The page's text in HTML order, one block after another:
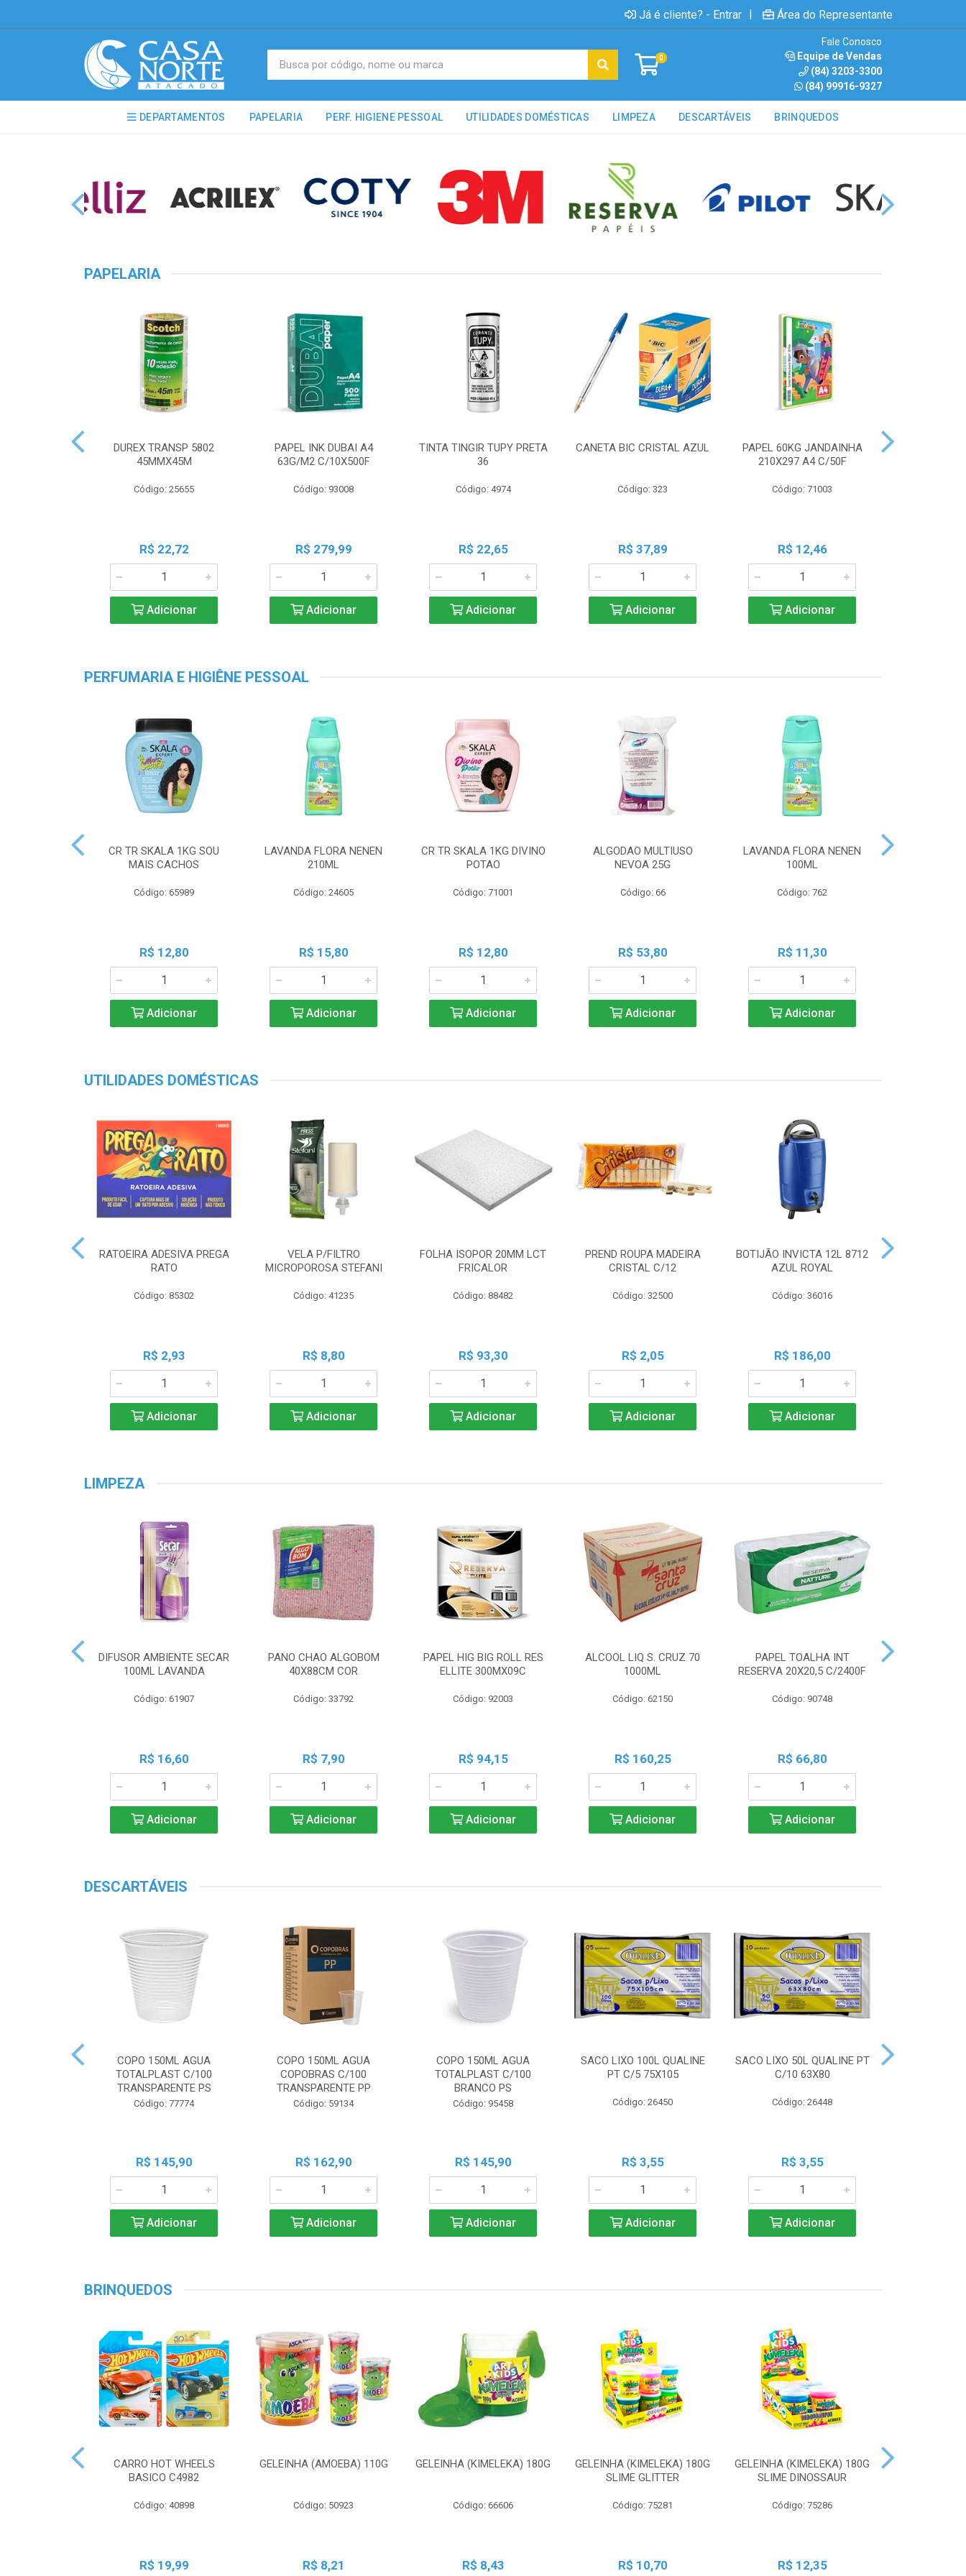
Já é cliente? - Entrar | Área do Representante
0
Fale Conosco
Equipe de Vendas
(84) 3203-3300
(84) 99916-9327
DEPARTAMENTOS PAPELARIA PERF. HIGIENE PESSOAL UTILIDADES DOMÉSTICAS LIMPEZA DESCARTÁVEIS BRINQUEDOS
PAPELARIA
DUREX TRANSP 5802
45MMX45M
Código: 25655
R$ 22,72
Adicionar
PAPEL INK DUBAI A4
63G/M2 C/10X500F
Código: 93008
R$ 279,99
Adicionar
TINTA TINGIR TUPY PRETA
36
Código: 4974
R$ 22,65
Adicionar
CANETA BIC CRISTAL AZUL
Código: 323
R$ 37,89
Adicionar
PAPEL 60KG JANDAINHA
210X297 A4 C/50F
Código: 71003
R$ 12,46
Adicionar
PERFUMARIA E HIGIÊNE PESSOAL
CR TR SKALA 1KG SOU
MAIS CACHOS
Código: 65989
R$ 12,80
Adicionar
LAVANDA FLORA NENEN
210ML
Código: 24605
R$ 15,80
Adicionar
CR TR SKALA 1KG DIVINO
POTAO
Código: 71001
R$ 12,80
Adicionar
ALGODAO MULTIUSO
NEVOA 25G
Código: 66
R$ 53,80
Adicionar
LAVANDA FLORA NENEN
100ML
Código: 762
R$ 11,30
Adicionar
UTILIDADES DOMÉSTICAS
RATOEIRA ADESIVA PREGA
RATO
Código: 85302
R$ 2,93
Adicionar
VELA P/FILTRO
MICROPOROSA STEFANI
Código: 41235
R$ 8,80
Adicionar
FOLHA ISOPOR 20MM LCT
FRICALOR
Código: 88482
R$ 93,30
Adicionar
PREND ROUPA MADEIRA
CRISTAL C/12
Código: 32500
R$ 2,05
Adicionar
BOTIJÃO INVICTA 12L 8712
AZUL ROYAL
Código: 36016
R$ 186,00
Adicionar
LIMPEZA
DIFUSOR AMBIENTE SECAR
100ML LAVANDA
Código: 61907
R$ 16,60
Adicionar
PANO CHAO ALGOBOM
40X88CM COR
Código: 33792
R$ 7,90
Adicionar
PAPEL HIG BIG ROLL RES
ELLITE 300MX09C
Código: 92003
R$ 94,15
Adicionar
ALCOOL LIQ S. CRUZ 70
1000ML
Código: 62150
R$ 160,25
Adicionar
PAPEL TOALHA INT
RESERVA 20X20,5 C/2400F
Código: 90748
R$ 66,80
Adicionar
DESCARTÁVEIS
COPO 150ML AGUA
TOTALPLAST C/100
TRANSPARENTE PS
Código: 77774
R$ 145,90
Adicionar
COPO 150ML AGUA
COPOBRAS C/100
TRANSPARENTE PP
Código: 59134
R$ 162,90
Adicionar
COPO 150ML AGUA
TOTALPLAST C/100
BRANCO PS
Código: 95458
R$ 145,90
Adicionar
SACO LIXO 100L QUALINE
PT C/5 75X105
Código: 26450
R$ 3,55
Adicionar
SACO LIXO 50L QUALINE PT
C/10 63X80
Código: 26448
R$ 3,55
Adicionar
BRINQUEDOS
CARRO HOT WHEELS
BASICO C4982
Código: 40898
R$ 19,99
GELEINHA (AMOEBA) 110G
Código: 50923
R$ 8,21
GELEINHA (KIMELEKA) 180G
Código: 66606
R$ 8,43
GELEINHA (KIMELEKA) 180G
SLIME GLITTER
Código: 75281
R$ 10,70
GELEINHA (KIMELEKA) 180G
SLIME DINOSSAUR
Código: 75286
R$ 12,35